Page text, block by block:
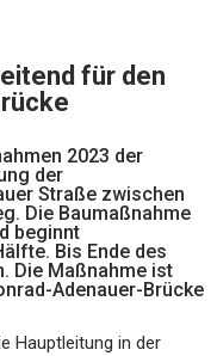
für den
2023 der
der
Straße zwischen
Die Baumaßnahme
beginnt
Bis Ende des
Die Maßnahme ist
Adenauer-Brücke
Hauptleitung in der